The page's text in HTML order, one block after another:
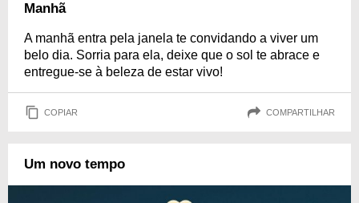
Manhã
A manhã entra pela janela te convidando a viver um
belo dia. Sorria para ela, deixe que o sol te abrace e
entregue-se à beleza de estar vivo!
COPIAR COMPARTILHAR
Um novo tempo